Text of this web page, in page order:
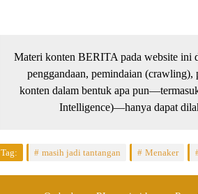
Materi konten BERITA pada website ini
penggandaan, pemindaian (crawling),
konten dalam bentuk apa
Intelligence)—hanya dapat
Tag: masih jadi tantangan Menaker